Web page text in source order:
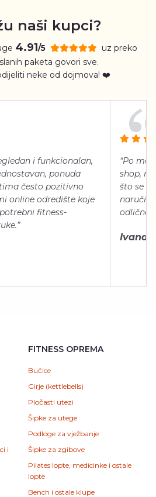
naši kupci?
4.91/5
uz preko
paketa govori sve.
neke od dojmova! ❤️
i funkcionalan,
ponuda
često pozitivno
online odredište koje
fitness-
“Po
shop,
što se
naručiti,
odlično
Ivana
i
FITNESS OPREMA
Bučice
Girje (kettlebells)
Pločasti utezi
Šipke za utege
Podloge za vježbanje
Šipke za zgibove
Pilates lopte, medicinke i ostale
lopte
Bench i ostale klupe